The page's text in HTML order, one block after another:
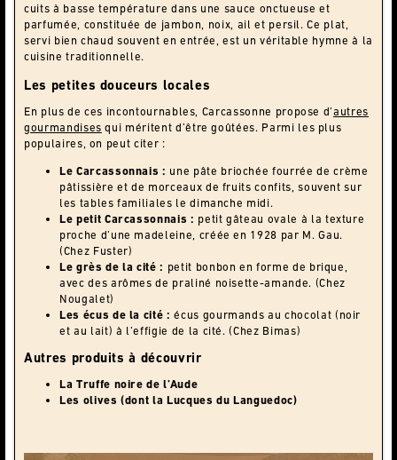
cuits à basse température dans une sauce onctueuse et
parfumée, constituée de jambon, noix, ail et persil. Ce plat,
servi bien chaud souvent en entrée, est un véritable hymne à la
cuisine traditionnelle.
Les petites douceurs locales
En plus de ces incontournables, Carcassonne propose d’autres
gourmandises qui méritent d’être goûtées. Parmi les plus
populaires, on peut citer :
Le Carcassonnais : une pâte briochée fourrée de crème
pâtissière et de morceaux de fruits confits, souvent sur
les tables familiales le dimanche midi.
Le petit Carcassonnais : petit gâteau ovale à la texture
proche d’une madeleine, créée en 1928 par M. Gau.
(Chez Fuster)
Le grès de la cité : petit bonbon en forme de brique,
avec des arômes de praliné noisette-amande. (Chez
Nougalet)
Les écus de la cité : écus gourmands au chocolat (noir
et au lait) à l’effigie de la cité. (Chez Bimas)
Autres produits à découvrir
La Truffe noire de l’Aude
Les olives (dont la Lucques du Languedoc)